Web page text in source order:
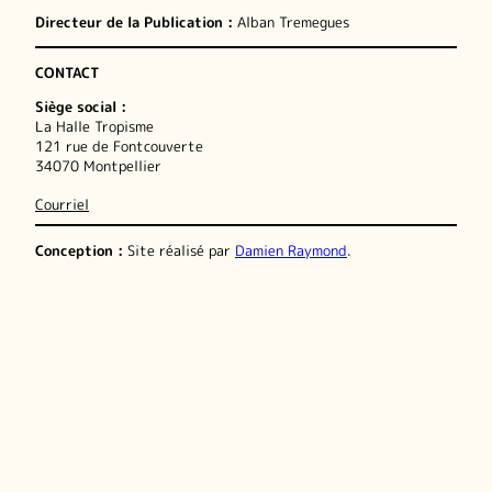
Directeur de la Publication : Alban Tremegues
CONTACT
Siège social :
La Halle Tropisme
121 rue de Fontcouverte
34070 Montpellier
Courriel
Conception : Site réalisé par Damien Raymond.